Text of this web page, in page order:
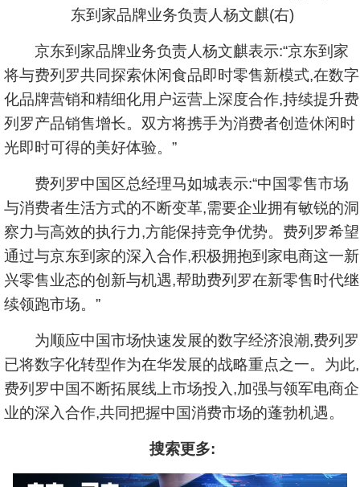
东到家品牌业务负责人杨文麒(右)
京东到家品牌业务负责人杨文麒表示:“京东到家
将与费列罗共同探索休闲食品即时零售新模式,在数字
化品牌营销和精细化用户运营上深度合作,持续提升费
列罗产品销售增长。双方将携手为消费者创造休闲时
光即时可得的美好体验。”
费列罗中国区总经理马如城表示:“中国零售市场
与消费者生活方式的不断变革,需要企业拥有敏锐的洞
察力与高效的执行力,方能保持竞争优势。费列罗希望
通过与京东到家的深入合作,积极拥抱到家电商这一新
兴零售业态的创新与机遇,帮助费列罗在新零售时代继
续领跑市场。”
为顺应中国市场快速发展的数字经济浪潮,费列罗
已将数字化转型作为在华发展的战略重点之一。为此,
费列罗中国不断拓展线上市场投入,加强与领军电商企
业的深入合作,共同把握中国消费市场的蓬勃机遇。
搜索更多: